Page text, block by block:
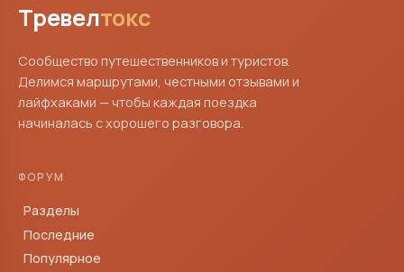
Тревелтокс
Сообщество путешественников и туристов.
Делимся маршрутами, честными отзывами и
лайфхаками — чтобы каждая поездка
начиналась с хорошего разговора.
ФОРУМ
Разделы
Последние
Популярное